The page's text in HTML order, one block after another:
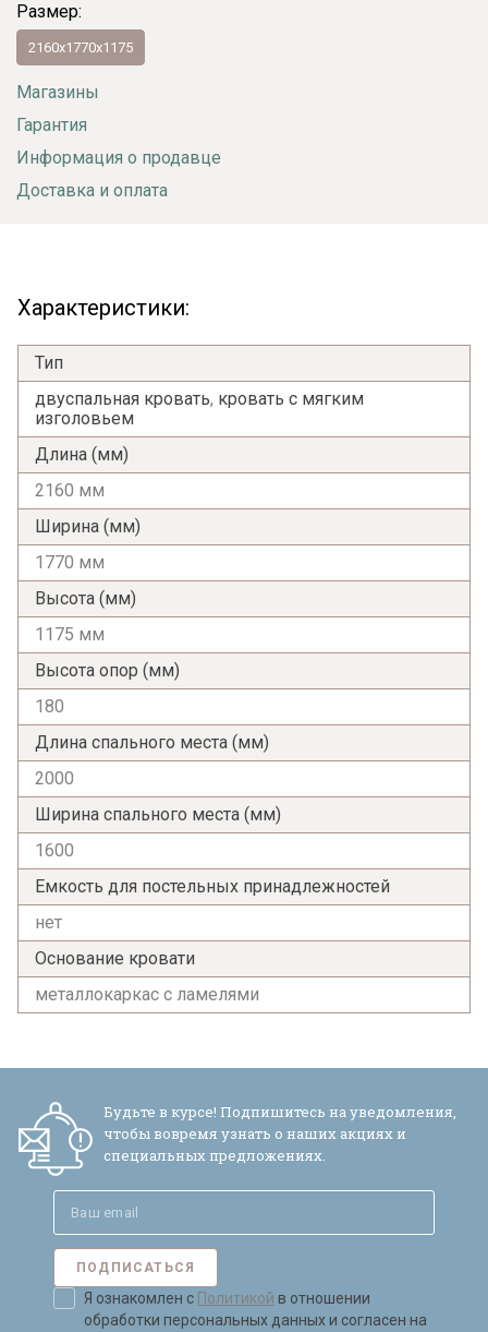
обработки персональных данных и
согласен на их обработку.
Размер:
2160х1770х1175
Магазины
Гарантия
Информация о продавце
Доставка и оплата
Характеристики:
Тип
двуспальная кровать, кровать с мягким
изголовьем
Длина (мм)
2160 мм
Ширина (мм)
1770 мм
Высота (мм)
1175 мм
Высота опор (мм)
180
Длина спального места (мм)
2000
Ширина спального места (мм)
1600
Емкость для постельных принадлежностей
нет
Основание кровати
металлокаркас с ламелями
Будьте в курсе! Подпишитесь на уведомления,
чтобы вовремя узнать о наших акциях и
специальных предложениях.
ПОДПИСАТЬСЯ
Я ознакомлен с Политикой в отношении
обработки персональных данных и согласен на